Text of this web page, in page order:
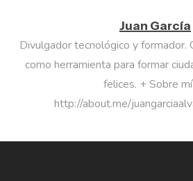
Juan García
Divulgador tecnológico y formador.
como herramienta para formar
felices. + Sobre
http://about.me/